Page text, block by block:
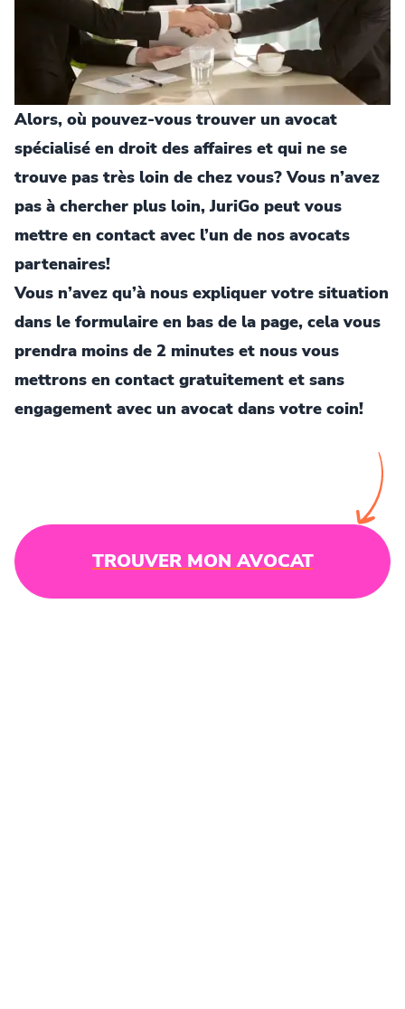
Alors, où pouvez-vous trouver un avocat
spécialisé en droit des affaires et qui ne se
trouve pas très loin de chez vous? Vous n’avez
pas à chercher plus loin, JuriGo peut vous
mettre en contact avec l’un de nos avocats
partenaires!
Vous n’avez qu’à nous expliquer votre situation
dans le formulaire en bas de la page, cela vous
prendra moins de 2 minutes et nous vous
mettrons en contact gratuitement et sans
engagement avec un avocat dans votre coin!
TROUVER MON AVOCAT